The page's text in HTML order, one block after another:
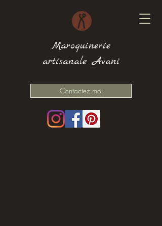
Maroquinerie
artisanale Avani
Contactez moi